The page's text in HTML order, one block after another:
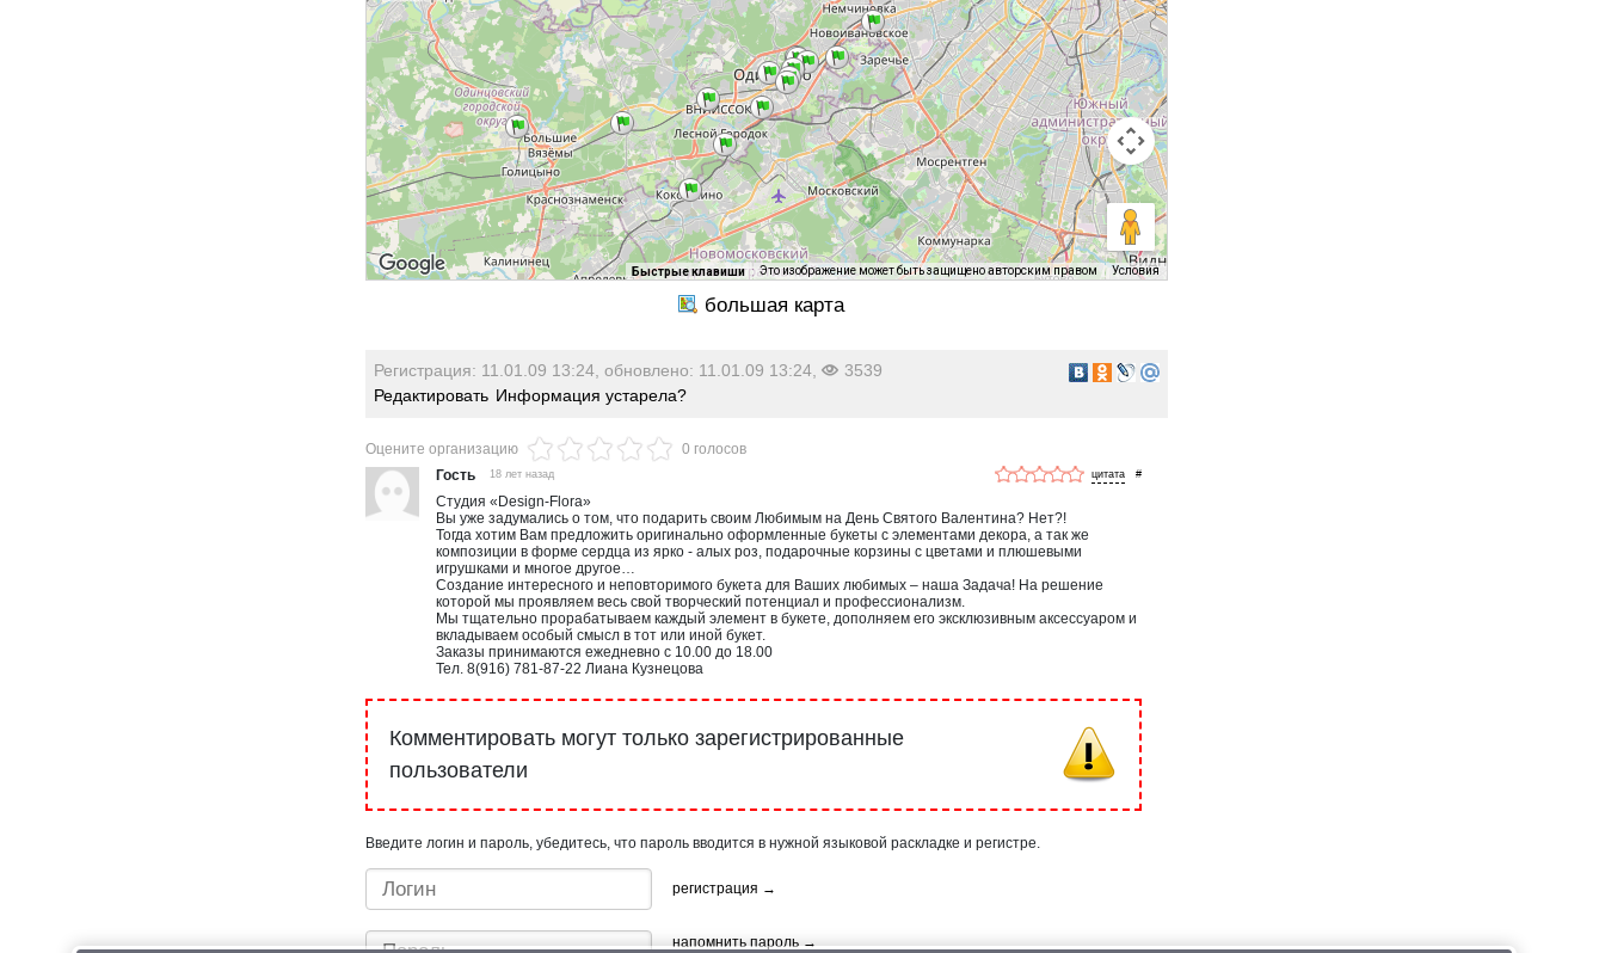
Быстрые клавиши Это изображение может быть защищено авторским правом Условия
Регистрация: 11.01.09 13:24, обновлено: 11.01.09 13:24,
3539
Редактировать Информация устарела?
Оцените организацию
0 голосов
Гость
18 лет назад #
Студия «Design-Flora»
Вы уже задумались о том, что подарить своим Любимым на День Святого Валентина? Нет?!
Тогда хотим Вам предложить оригинально оформленные букеты с элементами декора, а так же
композиции в форме сердца из ярко - алых роз, подарочные корзины с цветами и плюшевыми
игрушками и многое другое…
Создание интересного и неповторимого букета для Ваших любимых – наша Задача! На решение
которой мы проявляем весь свой творческий потенциал и профессионализм.
Мы тщательно прорабатываем каждый элемент в букете, дополняем его эксклюзивным аксессуаром и
вкладываем особый смысл в тот или иной букет.
Заказы принимаются ежедневно с 10.00 до 18.00
Тел. 8(916) 781-87-22 Лиана Кузнецова
Комментировать могут только зарегистрированные
пользователи
Введите логин и пароль, убедитесь, что пароль вводится в нужной языковой раскладке и регистре.
регистрация →
напомнить пароль →